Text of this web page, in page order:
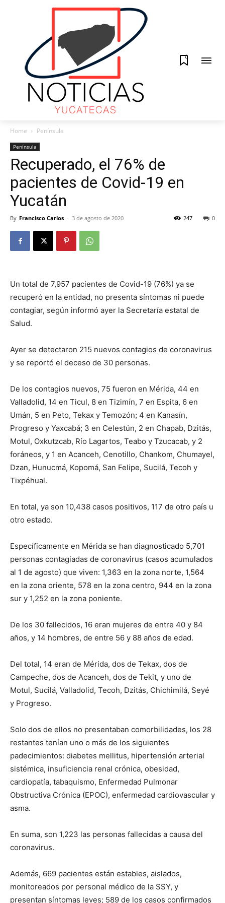
0
Home Península
Península
Recuperado, el 76% de
pacientes de Covid-19 en
Yucatán
By Francisco Carlos - 3 de agosto de 2020 0
247
Un total de 7,957 pacientes de Covid-19 (76%) ya se
recuperó en la entidad, no presenta síntomas ni puede
contagiar, según informó ayer la Secretaría estatal de
Salud.
Ayer se detectaron 215 nuevos contagios de coronavirus
y se reportó el deceso de 30 personas.
De los contagios nuevos, 75 fueron en Mérida, 44 en
Valladolid, 14 en Ticul, 8 en Tizimín, 7 en Espita, 6 en
Umán, 5 en Peto, Tekax y Temozón; 4 en Kanasín,
Progreso y Yaxcabá; 3 en Celestún, 2 en Chapab, Dzitás,
Motul, Oxkutzcab, Río Lagartos, Teabo y Tzucacab, y 2
foráneos, y 1 en Acanceh, Cenotillo, Chankom, Chumayel,
Dzan, Hunucmá, Kopomá, San Felipe, Sucilá, Tecoh y
Tixpéhual.
En total, ya son 10,438 casos positivos, 117 de otro país u
otro estado.
Específicamente en Mérida se han diagnosticado 5,701
personas contagiadas de coronavirus (casos acumulados
al 1 de agosto) que viven: 1,363 en la zona norte, 1,564
en la zona oriente, 578 en la zona centro, 944 en la zona
sur y 1,252 en la zona poniente.
De los 30 fallecidos, 16 eran mujeres de entre 40 y 84
años, y 14 hombres, de entre 56 y 88 años de edad.
Del total, 14 eran de Mérida, dos de Tekax, dos de
Campeche, dos de Acanceh, dos de Tekit, y uno de
Motul, Sucilá, Valladolid, Tecoh, Dzitás, Chichimilá, Seyé
y Progreso.
Solo dos de ellos no presentaban comorbilidades, los 28
restantes tenían uno o más de los siguientes
padecimientos: diabetes mellitus, hipertensión arterial
sistémica, insuficiencia renal crónica, obesidad,
cardiopatía, tabaquismo, Enfermedad Pulmonar
Obstructiva Crónica (EPOC), enfermedad cardiovascular y
asma.
En suma, son 1,223 las personas fallecidas a causa del
coronavirus.
Además, 669 pacientes están estables, aislados,
monitoreados por personal médico de la SSY, y
presentan síntomas leves; 589 de los casos confirmados